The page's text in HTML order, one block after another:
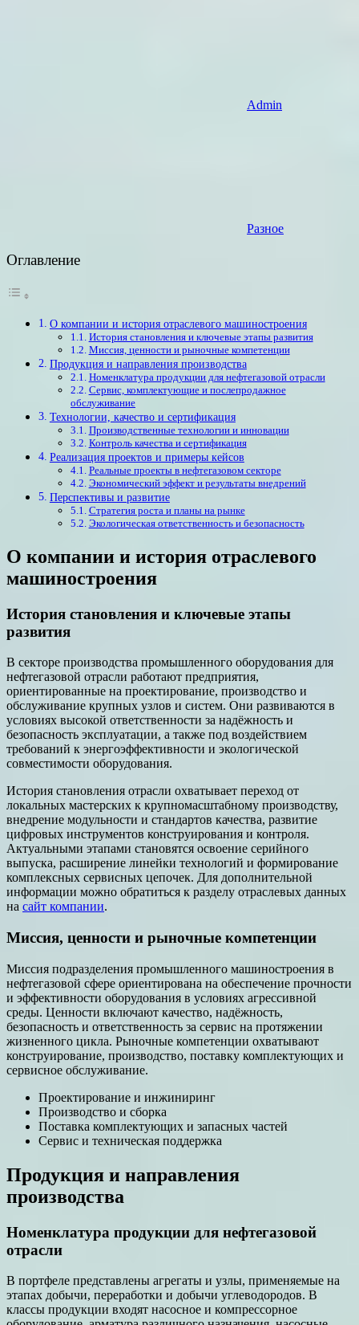
Admin
Разное
Оглавление
О компании и история отраслевого машиностроения
История становления и ключевые этапы развития
Миссия, ценности и рыночные компетенции
Продукция и направления производства
Номенклатура продукции для нефтегазовой отрасли
Сервис, комплектующие и послепродажное
обслуживание
Технологии, качество и сертификация
Производственные технологии и инновации
Контроль качества и сертификация
Реализация проектов и примеры кейсов
Реальные проекты в нефтегазовом секторе
Экономический эффект и результаты внедрений
Перспективы и развитие
Стратегия роста и планы на рынке
Экологическая ответственность и безопасность
О компании и история отраслевого
машиностроения
История становления и ключевые этапы
развития
В секторе производства промышленного оборудования для
нефтегазовой отрасли работают предприятия,
ориентированные на проектирование, производство и
обслуживание крупных узлов и систем. Они развиваются в
условиях высокой ответственности за надёжность и
безопасность эксплуатации, а также под воздействием
требований к энергоэффективности и экологической
совместимости оборудования.
История становления отрасли охватывает переход от
локальных мастерских к крупномасштабному производству,
внедрение модульности и стандартов качества, развитие
цифровых инструментов конструирования и контроля.
Актуальными этапами становятся освоение серийного
выпуска, расширение линейки технологий и формирование
комплексных сервисных цепочек. Для дополнительной
информации можно обратиться к разделу отраслевых данных
на сайт компании.
Миссия, ценности и рыночные компетенции
Миссия подразделения промышленного машиностроения в
нефтегазовой сфере ориентирована на обеспечение прочности
и эффективности оборудования в условиях агрессивной
среды. Ценности включают качество, надёжность,
безопасность и ответственность за сервис на протяжении
жизненного цикла. Рыночные компетенции охватывают
конструирование, производство, поставку комплектующих и
сервисное обслуживание.
Проектирование и инжиниринг
Производство и сборка
Поставка комплектующих и запасных частей
Сервис и техническая поддержка
Продукция и направления
производства
Номенклатура продукции для нефтегазовой
отрасли
В портфеле представлены агрегаты и узлы, применяемые на
этапах добычи, переработки и добычи углеводородов. В
классы продукции входят насосное и компрессорное